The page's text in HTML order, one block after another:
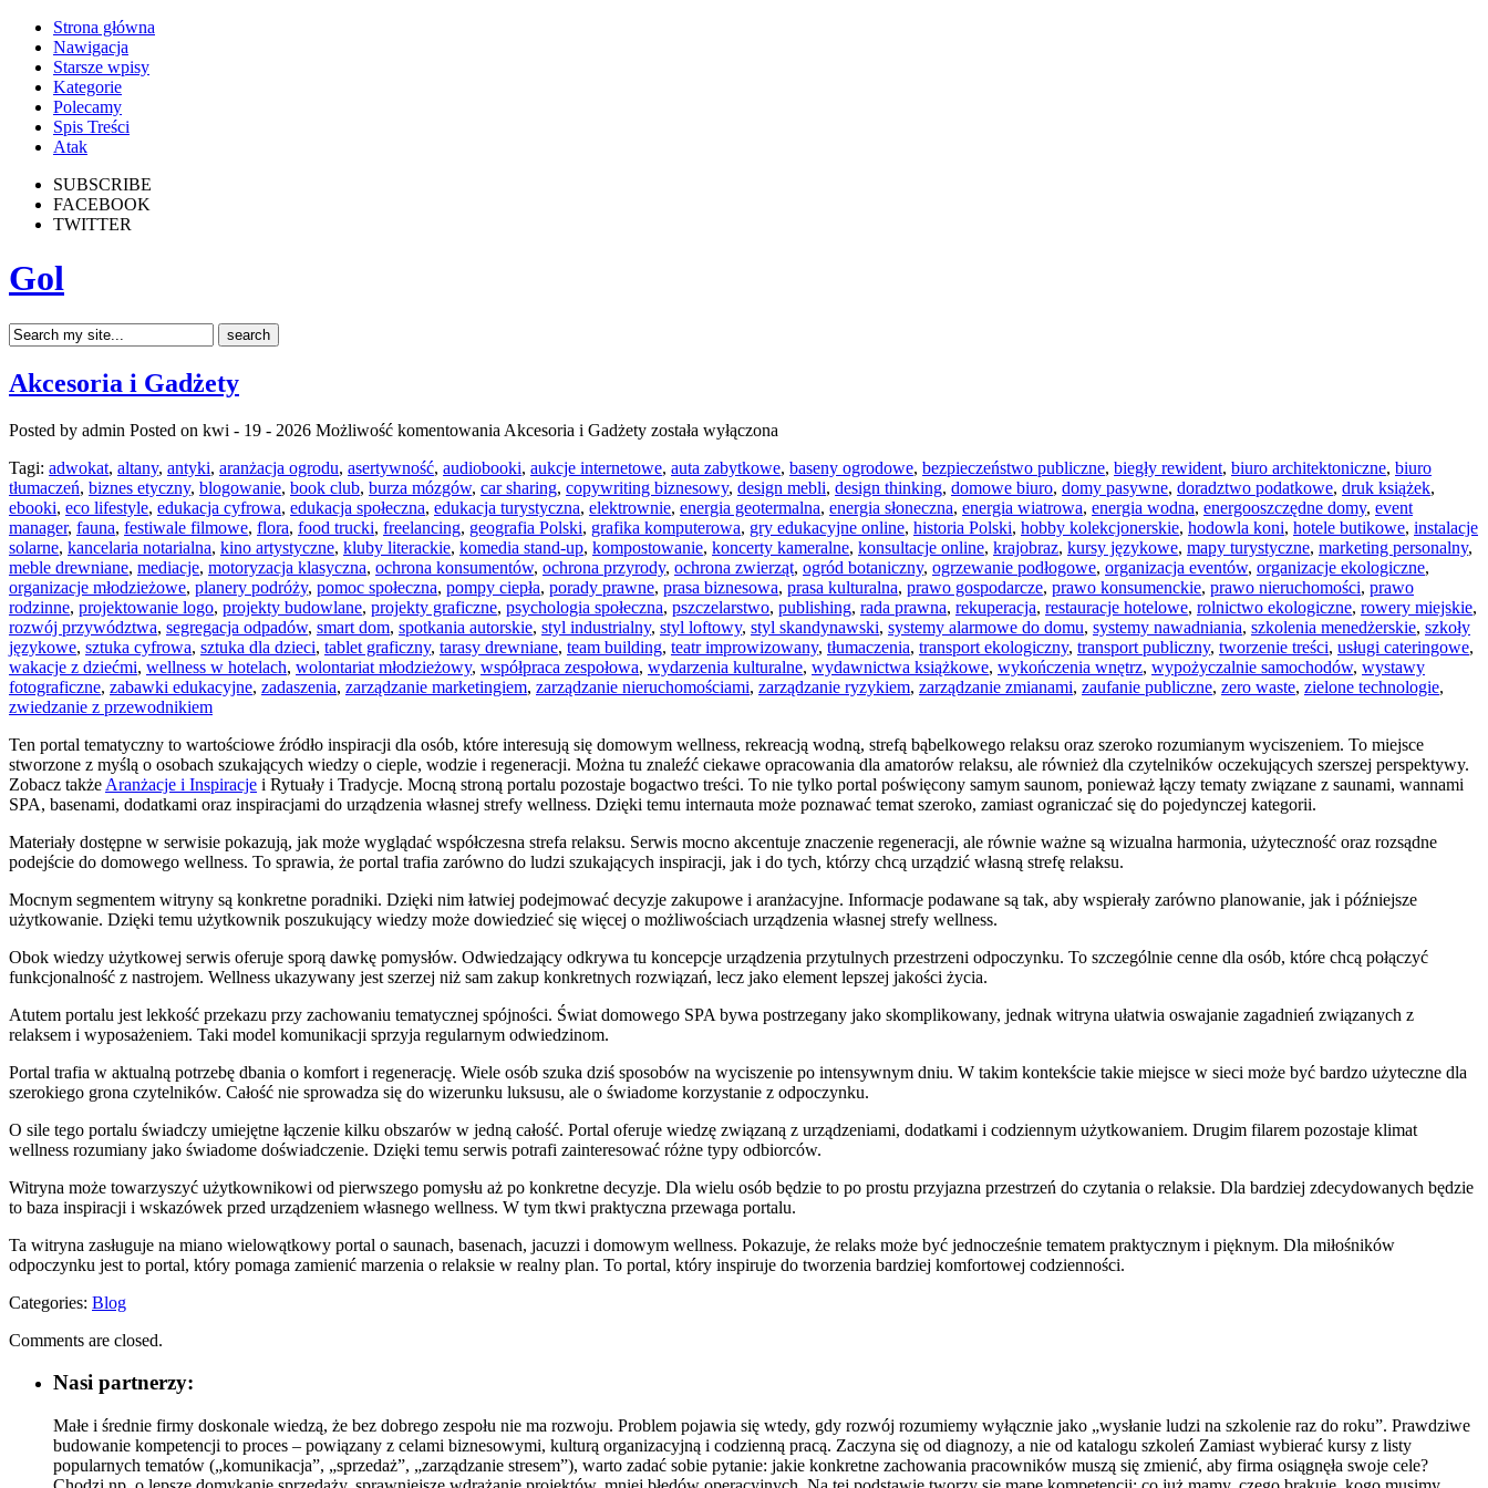
Strona główna
Nawigacja
Starsze wpisy
Kategorie
Polecamy
Spis Treści
Atak
SUBSCRIBE
FACEBOOK
TWITTER
Gol
Akcesoria i Gadżety
Posted by admin Posted on kwi - 19 - 2026 Możliwość komentowania Akcesoria i Gadżety została wyłączona
Tagi: adwokat, altany, antyki, aranżacja ogrodu, asertywność, audiobooki, aukcje internetowe, auta zabytkowe, baseny ogrodowe, bezpieczeństwo publiczne, biegły rewident, biuro architektoniczne, biuro
tłumaczeń, biznes etyczny, blogowanie, book club, burza mózgów, car sharing, copywriting biznesowy, design mebli, design thinking, domowe biuro, domy pasywne, doradztwo podatkowe, druk książek,
ebooki, eco lifestyle, edukacja cyfrowa, edukacja społeczna, edukacja turystyczna, elektrownie, energia geotermalna, energia słoneczna, energia wiatrowa, energia wodna, energooszczędne domy, event
manager, fauna, festiwale filmowe, flora, food trucki, freelancing, geografia Polski, grafika komputerowa, gry edukacyjne online, historia Polski, hobby kolekcjonerskie, hodowla koni, hotele butikowe, instalacje
solarne, kancelaria notarialna, kino artystyczne, kluby literackie, komedia stand-up, kompostowanie, koncerty kameralne, konsultacje online, krajobraz, kursy językowe, mapy turystyczne, marketing personalny,
meble drewniane, mediacje, motoryzacja klasyczna, ochrona konsumentów, ochrona przyrody, ochrona zwierząt, ogród botaniczny, ogrzewanie podłogowe, organizacja eventów, organizacje ekologiczne,
organizacje młodzieżowe, planery podróży, pomoc społeczna, pompy ciepła, porady prawne, prasa biznesowa, prasa kulturalna, prawo gospodarcze, prawo konsumenckie, prawo nieruchomości, prawo
rodzinne, projektowanie logo, projekty budowlane, projekty graficzne, psychologia społeczna, pszczelarstwo, publishing, rada prawna, rekuperacja, restauracje hotelowe, rolnictwo ekologiczne, rowery miejskie,
rozwój przywództwa, segregacja odpadów, smart dom, spotkania autorskie, styl industrialny, styl loftowy, styl skandynawski, systemy alarmowe do domu, systemy nawadniania, szkolenia menedżerskie, szkoły
językowe, sztuka cyfrowa, sztuka dla dzieci, tablet graficzny, tarasy drewniane, team building, teatr improwizowany, tłumaczenia, transport ekologiczny, transport publiczny, tworzenie treści, usługi cateringowe,
wakacje z dziećmi, wellness w hotelach, wolontariat młodzieżowy, współpraca zespołowa, wydarzenia kulturalne, wydawnictwa książkowe, wykończenia wnętrz, wypożyczalnie samochodów, wystawy
fotograficzne, zabawki edukacyjne, zadaszenia, zarządzanie marketingiem, zarządzanie nieruchomościami, zarządzanie ryzykiem, zarządzanie zmianami, zaufanie publiczne, zero waste, zielone technologie,
zwiedzanie z przewodnikiem
Ten portal tematyczny to wartościowe źródło inspiracji dla osób, które interesują się domowym wellness, rekreacją wodną, strefą bąbelkowego relaksu oraz szeroko rozumianym wyciszeniem. To miejsce
stworzone z myślą o osobach szukających wiedzy o cieple, wodzie i regeneracji. Można tu znaleźć ciekawe opracowania dla amatorów relaksu, ale również dla czytelników oczekujących szerszej perspektywy.
Zobacz także Aranżacje i Inspiracje i Rytuały i Tradycje. Mocną stroną portalu pozostaje bogactwo treści. To nie tylko portal poświęcony samym saunom, ponieważ łączy tematy związane z saunami, wannami
SPA, basenami, dodatkami oraz inspiracjami do urządzenia własnej strefy wellness. Dzięki temu internauta może poznawać temat szeroko, zamiast ograniczać się do pojedynczej kategorii.
Materiały dostępne w serwisie pokazują, jak może wyglądać współczesna strefa relaksu. Serwis mocno akcentuje znaczenie regeneracji, ale równie ważne są wizualna harmonia, użyteczność oraz rozsądne
podejście do domowego wellness. To sprawia, że portal trafia zarówno do ludzi szukających inspiracji, jak i do tych, którzy chcą urządzić własną strefę relaksu.
Mocnym segmentem witryny są konkretne poradniki. Dzięki nim łatwiej podejmować decyzje zakupowe i aranżacyjne. Informacje podawane są tak, aby wspierały zarówno planowanie, jak i późniejsze
użytkowanie. Dzięki temu użytkownik poszukujący wiedzy może dowiedzieć się więcej o możliwościach urządzenia własnej strefy wellness.
Obok wiedzy użytkowej serwis oferuje sporą dawkę pomysłów. Odwiedzający odkrywa tu koncepcje urządzenia przytulnych przestrzeni odpoczynku. To szczególnie cenne dla osób, które chcą połączyć
funkcjonalność z nastrojem. Wellness ukazywany jest szerzej niż sam zakup konkretnych rozwiązań, lecz jako element lepszej jakości życia.
Atutem portalu jest lekkość przekazu przy zachowaniu tematycznej spójności. Świat domowego SPA bywa postrzegany jako skomplikowany, jednak witryna ułatwia oswajanie zagadnień związanych z
relaksem i wyposażeniem. Taki model komunikacji sprzyja regularnym odwiedzinom.
Portal trafia w aktualną potrzebę dbania o komfort i regenerację. Wiele osób szuka dziś sposobów na wyciszenie po intensywnym dniu. W takim kontekście takie miejsce w sieci może być bardzo użyteczne dla
szerokiego grona czytelników. Całość nie sprowadza się do wizerunku luksusu, ale o świadome korzystanie z odpoczynku.
O sile tego portalu świadczy umiejętne łączenie kilku obszarów w jedną całość. Portal oferuje wiedzę związaną z urządzeniami, dodatkami i codziennym użytkowaniem. Drugim filarem pozostaje klimat
wellness rozumiany jako świadome doświadczenie. Dzięki temu serwis potrafi zainteresować różne typy odbiorców.
Witryna może towarzyszyć użytkownikowi od pierwszego pomysłu aż po konkretne decyzje. Dla wielu osób będzie to po prostu przyjazna przestrzeń do czytania o relaksie. Dla bardziej zdecydowanych będzie
to baza inspiracji i wskazówek przed urządzeniem własnego wellness. W tym tkwi praktyczna przewaga portalu.
Ta witryna zasługuje na miano wielowątkowy portal o saunach, basenach, jacuzzi i domowym wellness. Pokazuje, że relaks może być jednocześnie tematem praktycznym i pięknym. Dla miłośników
odpoczynku jest to portal, który pomaga zamienić marzenia o relaksie w realny plan. To portal, który inspiruje do tworzenia bardziej komfortowej codzienności.
Categories: Blog
Comments are closed.
Nasi partnerzy:
Małe i średnie firmy doskonale wiedzą, że bez dobrego zespołu nie ma rozwoju. Problem pojawia się wtedy, gdy rozwój rozumiemy wyłącznie jako „wysłanie ludzi na szkolenie raz do roku”. Prawdziwe
budowanie kompetencji to proces – powiązany z celami biznesowymi, kulturą organizacyjną i codzienną pracą. Zaczyna się od diagnozy, a nie od katalogu szkoleń Zamiast wybierać kursy z listy
popularnych tematów („komunikacja”, „sprzedaż”, „zarządzanie stresem”), warto zadać sobie pytanie: jakie konkretne zachowania pracowników muszą się zmienić, aby firma osiągnęła swoje cele?